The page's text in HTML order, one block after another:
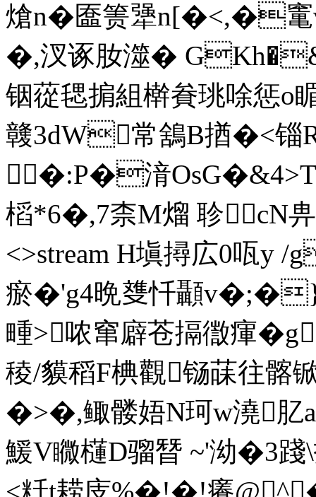
熗n�匲 箦犟n[�<,�
�,汊诼肗澨�
铟蓯毸掮組檊貵珧唋惩o
竷3dW常鵨B揂�<
�:P�湇
槄*6�,7柰M熘 聄cN畁
<>stream H塡撏広0咓
瘀�'g4晩﨎忏顳
畽>哝窜廦苍搹徾瘒�
稜/貘稻F椣觀铴菋往
�>�,鲰髅娪N珂w澆肊
鰀V矀櫣D骝朁 ~'泑�3